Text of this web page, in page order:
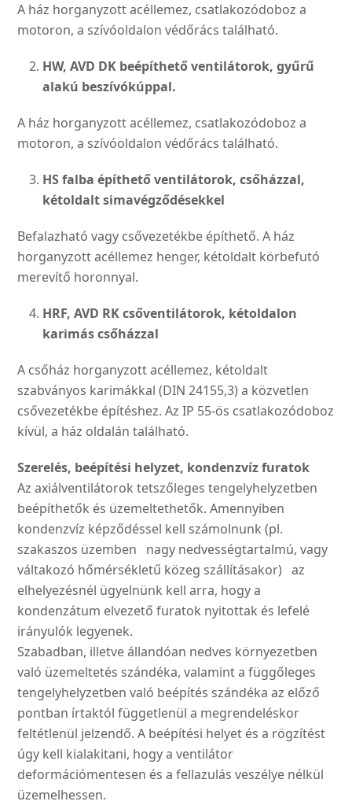
A ház horganyzott acéllemez, csatlakozódoboz a
motoron, a szívóoldalon védőrács találha­tó.
HW, AVD DK beépíthető ventilá­torok, gyűrű
alakú beszívókúppal.
A ház horganyzott acéllemez, csatlakozódoboz a
motoron, a szívóoldalon védőrács találha­tó.
HS falba építhető ventilátorok, csőházzal,
kétoldalt simavégződésekkel
Befalazható vagy csővezeték­be építhető. A ház
horgany­zott acéllemez henger, kétol­dalt körbefutó
merevítő horonnyal.
HRF, AVD RK csőventilátorok, kétoldalon
karimás csőházzal
A csőház horganyzott acélle­mez, kétoldalt
szabványos ka­rimákkal (DIN 24155,3) a köz­vetlen
csővezetékbe építés­hez. Az IP 55-ös csatlakozó­doboz
kívül, a ház oldalán található.
Szerelés, beépítési helyzet, kondenzvíz furatok
Az axiálventilátorok tetszőle­ges tengelyhelyzetben
beépít­hetők és üzemeltethetők. Amennyiben
kondenzvíz kép­ződéssel kell számolnunk (pl.
szakaszos üzemben nagy nedvességtartalmú, vagy
vál­takozó hőmérsékletű közeg szállításakor) az
elhelyezés­nél ügyelnünk kell arra, hogy a
kondenzátum elvezető fura­tok nyitottak és lefelé
irányu­lók legyenek.
Szabadban, illetve állandóan nedves környezetben
való üzemeltetés szándéka, vala­mint a függőleges
tengely­helyzetben való beépítés szándéka az előző
pontban írtaktól függetlenül a megren­deléskor
feltétlenül jelzendő. A beépítési helyet és a rögzí­tést
úgy kell kialakitani, hogy a ventilátor
deformációmente­sen és a fellazulás veszélye nélkül
üzemelhessen.